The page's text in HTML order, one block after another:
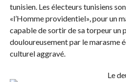
tunisien. Les électeurs tunisiens
«l’Homme providentiel», pour un
capable de sortir de sa torpeur un
douloureusement par le marasme
culturel aggravé.
Le